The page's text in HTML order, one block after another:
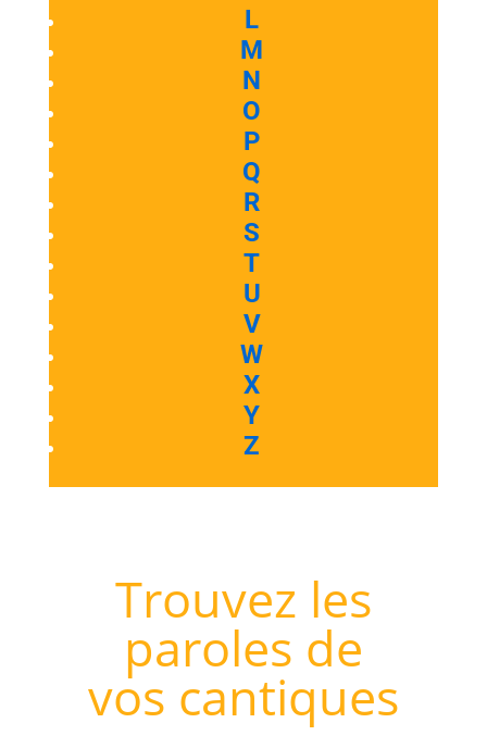
L
M
N
O
P
Q
R
S
T
U
V
W
X
Y
Z
Trouvez les
paroles de
vos cantiques